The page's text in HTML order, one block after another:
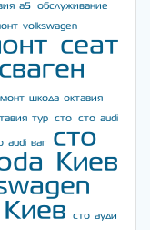
а5
обслуживание
volkswagen
сеат
шкода октавия
тур сто сто audi
audi ваг
сто
Киев
сто ауди